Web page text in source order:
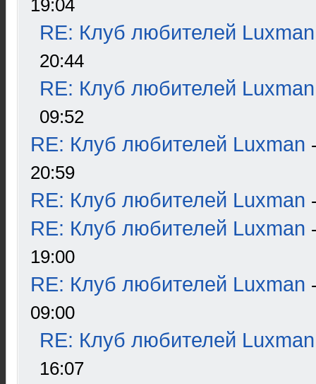
19:04
RE: Клуб любителей Luxman
20:44
RE: Клуб любителей Luxman
09:52
RE: Клуб любителей Luxman
20:59
RE: Клуб любителей Luxman
RE: Клуб любителей Luxman
19:00
RE: Клуб любителей Luxman
09:00
RE: Клуб любителей Luxman
16:07